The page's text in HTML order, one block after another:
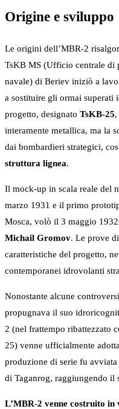
Origine e sviluppo
Le origini dell’MBR-2
TsKB MS (Ufficio centrale di
navale) di Beriev iniziò a
a sostituire gli ormai
progetto, designato TsKB-25
interamente metallica, ma la
dai bombardieri strategici,
struttura lignea.
Il mock-up in scala reale del
marzo 1931 e il primo
Mosca, volò il 3 maggio
Michail Gromov. Le prove
caratteristiche del progetto,
contemporanei idrovolanti
Nonostante alcune
propugnava il suo
2 (nel frattempo ribattezzato
25) venne ufficialmente
produzione di serie fu
di Taganrog, raggiungendo il
L’MBR-2 venne costruito